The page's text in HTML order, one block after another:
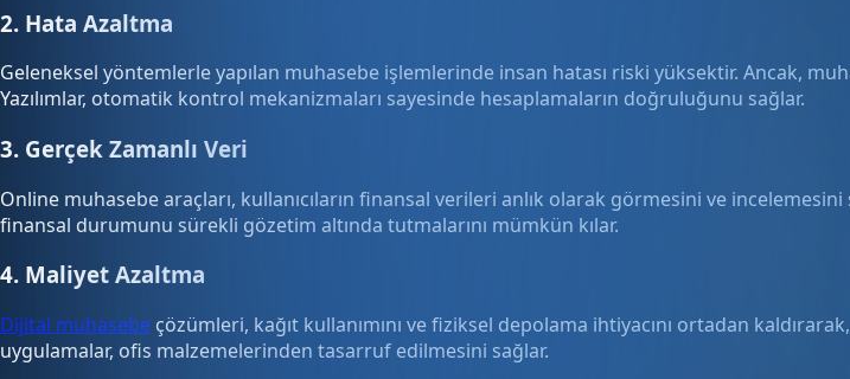
2. Hata Azaltma
Geleneksel yöntemlerle yapılan muhasebe işlemlerinde insan hatası riski yüksektir. Ancak,
Yazılımlar, otomatik kontrol mekanizmaları sayesinde hesaplamaların doğruluğunu sağlar.
3. Gerçek Zamanlı Veri
Online muhasebe araçları, kullanıcıların finansal verileri anlık olarak görmesini ve
finansal durumunu sürekli gözetim altında tutmalarını mümkün kılar.
4. Maliyet Azaltma
Dijital muhasebe çözümleri, kağıt kullanımını ve fiziksel depolama ihtiyacını ortadan
uygulamalar, ofis malzemelerinden tasarruf edilmesini sağlar.